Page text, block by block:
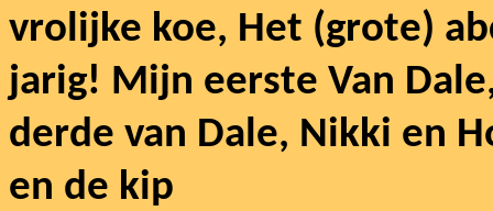
vrolijke koe, Het (grote)
jarig! Mijn eerste Van
derde van Dale, Nikki en
en de kip